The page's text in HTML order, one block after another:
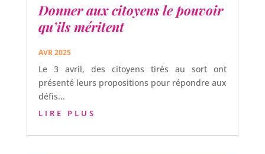
Donner aux citoyens le pouvoir
qu’ils méritent
AVR 2025
Le 3 avril, des citoyens tirés au sort ont
présenté leurs propositions pour répondre aux
défis...
LIRE PLUS